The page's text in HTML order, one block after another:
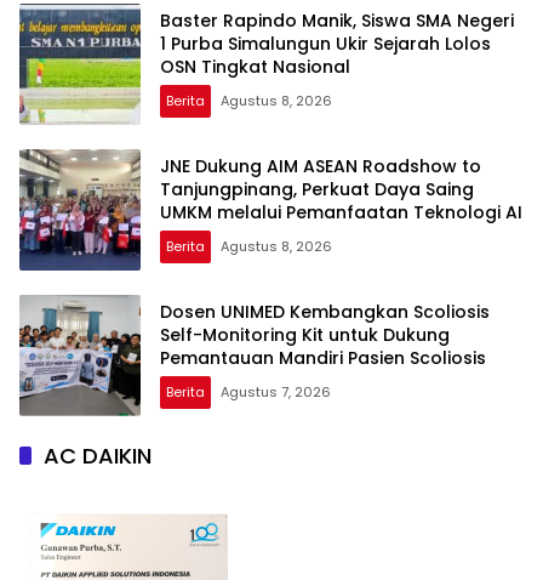
Baster Rapindo Manik, Siswa SMA Negeri
1 Purba Simalungun Ukir Sejarah Lolos
OSN Tingkat Nasional
Berita Agustus 8, 2026
JNE Dukung AIM ASEAN Roadshow to
Tanjungpinang, Perkuat Daya Saing
UMKM melalui Pemanfaatan Teknologi AI
Berita Agustus 8, 2026
Dosen UNIMED Kembangkan Scoliosis
Self-Monitoring Kit untuk Dukung
Pemantauan Mandiri Pasien Scoliosis
Berita Agustus 7, 2026
AC DAIKIN